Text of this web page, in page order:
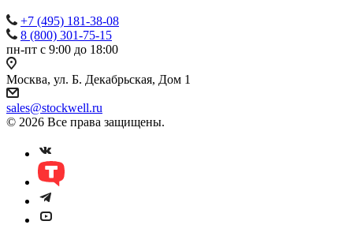
+7 (495) 181-38-08
8 (800) 301-75-15
пн-пт с 9:00 до 18:00
Москва, ул. Б. Декабрьская, Дом 1
sales@stockwell.ru
© 2026 Все права защищены.